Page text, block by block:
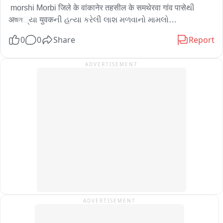
morshi Morbi जिले के वांकानेर तहसील के समथेरवा गांव पासेથી
अজন્યા युवकની હત્યા કરેલી લાશ મળવાનો મામલો
જિલ્લાની એલસીબી ની ટીમ દ્વારા હત્યાના ગુનામાં છ આરોપીની
0 0 Share Report
ADVERTISEMENT
ADVERTISEMENT